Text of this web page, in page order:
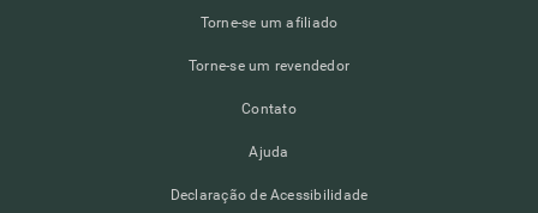
Torne-se um afiliado
Torne-se um revendedor
Contato
Ajuda
Declaração de Acessibilidade